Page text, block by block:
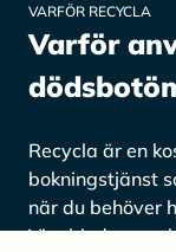
VARFÖR RECYCLA
Varför
Recycla är en
bokningstjänst
när du behöver
Vi erbjuder en